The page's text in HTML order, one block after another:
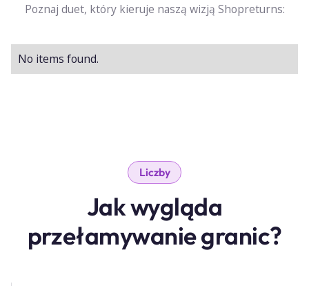
Poznaj duet, który kieruje naszą wizją Shopreturns:
No items found.
Liczby
Jak wygląda
przełamywanie granic?